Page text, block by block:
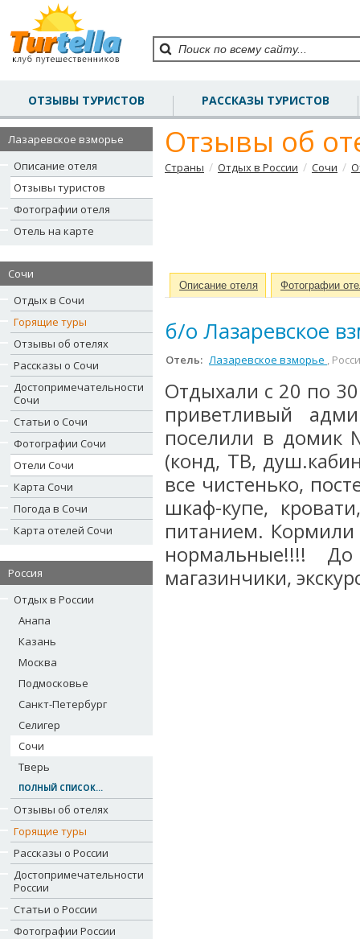
ОТЗЫВЫ ТУРИСТОВ РАССКАЗЫ ТУРИСТОВ
Лазаревское взморье
Описание отеля
Отзывы туристов
Фотографии отеля
Отель на карте
Сочи
Отдых в Сочи
Горящие туры
Отзывы об отелях
Рассказы о Сочи
Достопримечательности
Сочи
Статьи о Сочи
Фотографии Сочи
Отели Сочи
Карта Сочи
Погода в Сочи
Карта отелей Сочи
Россия
Отдых в России
Анапа
Казань
Москва
Подмосковье
Санкт-Петербург
Селигер
Сочи
Тверь
ПОЛНЫЙ СПИСОК...
Отзывы об отелях
Горящие туры
Рассказы о России
Достопримечательности
России
Статьи о России
Фотографии России
Отзывы об
Страны / Отдых в России / Сочи /
Описание отеля Фотографии
б/о Лазаревское
Отель: Лазаревское взморье ,
Отдыхали с 20 по
приветливый
поселили в домик
(конд, ТВ,
все чистенько,
шкаф-купе,
питанием. Кормили
нормальные!!!!
магазинчики,